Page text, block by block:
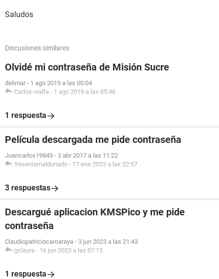
Saludos
Discusiones similares
Olvidé mi contraseña de Misión Sucre
delimar - 1 ago 2019 a las 00:04
Carlos-vialfa - 1 ago 2019 a las 05:46
1 respuesta
Película descargada me pide contraseña
Juancarlos19845 - 3 abr 2017 a las 11:22
Yeseniamaldonado - 17 ene 2023 a las 22:57
3 respuestas
Descargué aplicacion KMSPico y me pide
contraseña
Claudiopatriciocaroaraya - 3 jun 2023 a las 21:43
gslaura - 16 jun 2023 a las 07:13
1 respuesta